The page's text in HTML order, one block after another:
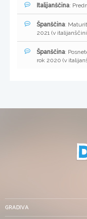
Italijanščina:
Španščina:
2021 (v
Španščina:
rok 2020 (v
GRADIVA